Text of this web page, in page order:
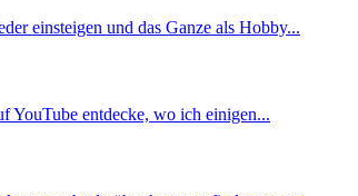
einsteigen und das Ganze als Hobby...
YouTube entdecke, wo ich einigen...